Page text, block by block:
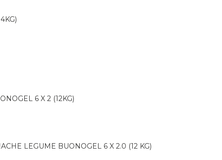
6 X 2 (12KG)
LEGUME BUONOGEL 6 X 2.0 (12 KG)